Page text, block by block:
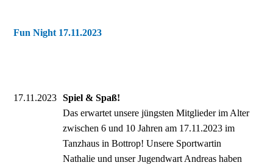
Fun Night 17.11.2023
17.11.2023
Spiel & Spaß!
Das erwartet unsere jüngsten Mitglieder im Alter
zwischen 6 und 10 Jahren am 17.11.2023 im
Tanzhaus in Bottrop! Unsere Sportwartin
Nathalie und unser Jugendwart Andreas haben